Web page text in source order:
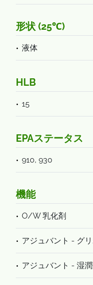
形状 (25℃)
液体
HLB
15
EPAステータス
910, 930
機能
O/W 乳化剤
アジュバント - グ
アジュバント - 湿